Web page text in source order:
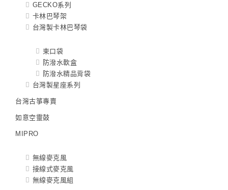
GECKO系列
卡林巴琴架
台灣製卡林巴琴袋
束口袋
防潑水軟盒
防潑水精品背袋
台灣製星座系列
台灣古箏專賣
如意空靈鼓
MIPRO
無線麥克風
接線式麥克風
無線麥克風組